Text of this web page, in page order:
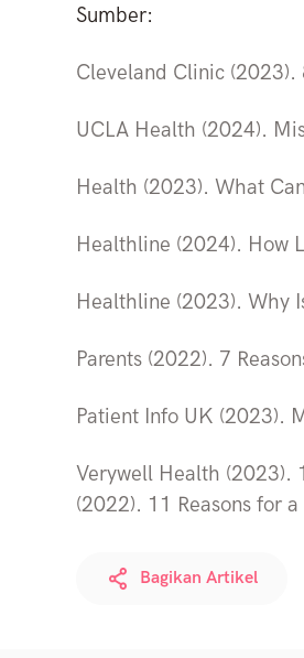
Sumber:
Cleveland Clinic (2023).
UCLA Health (2024).
Health (2023). What
Healthline (2024). How
Healthline (2023). Why
Parents (2022). 7
Patient Info UK (2023).
Verywell Health (2023).
(2022). 11 Reasons for
Bagikan Artikel